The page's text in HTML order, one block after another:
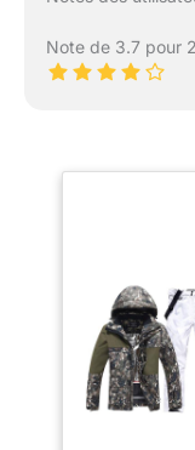
Note de 3.7 pour